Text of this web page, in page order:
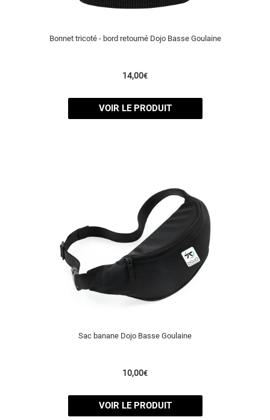
Bonnet tricoté - bord retourné Dojo Basse Goulaine
14,00€
VOIR LE PRODUIT
Sac banane Dojo Basse Goulaine
10,00€
VOIR LE PRODUIT